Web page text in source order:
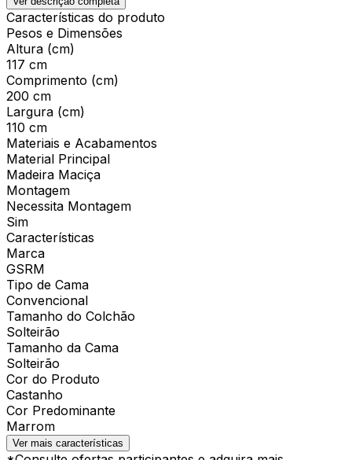
Características do produto
Pesos e Dimensões
Altura (cm)
117 cm
Comprimento (cm)
200 cm
Largura (cm)
110 cm
Materiais e Acabamentos
Material Principal
Madeira Maciça
Montagem
Necessita Montagem
Sim
Características
Marca
GSRM
Tipo de Cama
Convencional
Tamanho do Colchão
Solteirão
Tamanho da Cama
Solteirão
Cor do Produto
Castanho
Cor Predominante
Marrom
Ver mais características